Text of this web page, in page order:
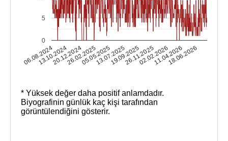
06.08.2024
13.10.202420.12.202426.02.2025
05.05.202513.07.202519.09.202526.11.202502.02.202611.04.2026
18.06.2026
0
5
* Yüksek değer daha positif anlamdadır.
Biyografinin günlük kaç kişi tarafından
görüntülendiğini gösterir.